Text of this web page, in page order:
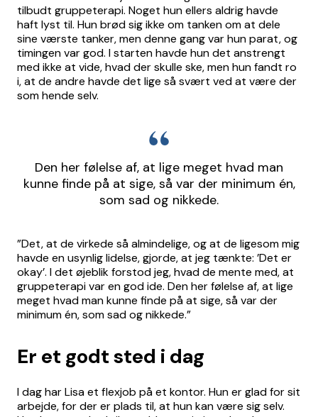
tilbudt gruppeterapi. Noget hun ellers aldrig havde
haft lyst til. Hun brød sig ikke om tanken om at dele
sine værste tanker, men denne gang var hun parat, og
timingen var god. I starten havde hun det anstrengt
med ikke at vide, hvad der skulle ske, men hun fandt ro
i, at de andre havde det lige så svært ved at være der
som hende selv.
Den her følelse af, at lige meget hvad man
kunne finde på at sige, så var der minimum én,
som sad og nikkede.
”Det, at de virkede så almindelige, og at de ligesom mig
havde en usynlig lidelse, gjorde, at jeg tænkte: ’Det er
okay’. I det øjeblik forstod jeg, hvad de mente med, at
gruppeterapi var en god ide. Den her følelse af, at lige
meget hvad man kunne finde på at sige, så var der
minimum én, som sad og nikkede.”
Er et godt sted i dag
I dag har Lisa et flexjob på et kontor. Hun er glad for sit
arbejde, for der er plads til, at hun kan være sig selv.